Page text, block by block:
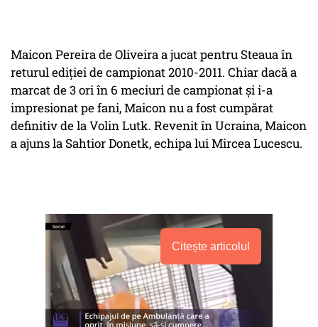
Maicon Pereira de Oliveira a jucat pentru Steaua în
returul ediției de campionat 2010-2011. Chiar dacă a
marcat de 3 ori în 6 meciuri de campionat și i-a
impresionat pe fani, Maicon nu a fost cumpărat
definitiv de la Volin Lutk. Revenit în Ucraina, Maicon
a ajuns la Sahtior Donetk, echipa lui Mircea Lucescu.
Citește articolul